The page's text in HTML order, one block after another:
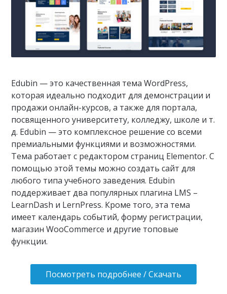
Edubin — это качественная тема WordPress,
которая идеально подходит для демонстрации и
продажи онлайн-курсов, а также для портала,
посвященного университету, колледжу, школе и т.
д. Edubin — это комплексное решение со всеми
премиальными функциями и возможностями.
Тема работает с редактором страниц Elementor. С
помощью этой темы можно создать сайт для
любого типа учебного заведения. Edubin
поддерживает два популярных плагина LMS –
LearnDash и LernPress. Кроме того, эта тема
имеет календарь событий, форму регистрации,
магазин WooCommerce и другие топовые
функции.
Посмотреть подробнее / Скачать